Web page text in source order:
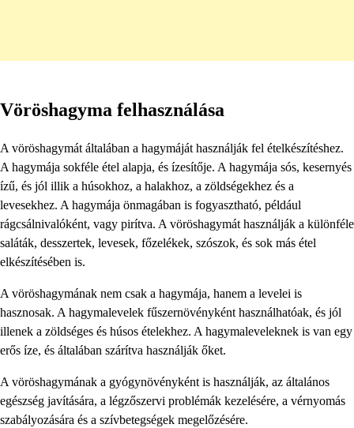
Vöröshagyma felhasználása
A vöröshagymát általában a hagymáját használják fel ételkészítéshez.
A hagymája sokféle étel alapja, és ízesítője. A hagymája sós, kesernyés
ízű, és jól illik a húsokhoz, a halakhoz, a zöldségekhez és a
levesekhez. A hagymája önmagában is fogyasztható, például
rágcsálnivalóként, vagy pirítva. A vöröshagymát használják a különféle
saláták, desszertek, levesek, főzelékek, szószok, és sok más étel
elkészítésében is.
A vöröshagymának nem csak a hagymája, hanem a levelei is
hasznosak. A hagymalevelek fűszernövényként használhatóak, és jól
illenek a zöldséges és húsos ételekhez. A hagymaleveleknek is van egy
erős íze, és általában szárítva használják őket.
A vöröshagymának a gyógynövényként is használják, az általános
egészség javítására, a légzőszervi problémák kezelésére, a vérnyomás
szabályozására és a szívbetegségek megelőzésére.